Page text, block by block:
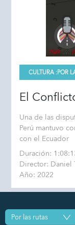
CULTURA :POR
El
Una de las
Perú mantuvo
con el Ecuador
Duración:
Director: Daniel
Año: 2022